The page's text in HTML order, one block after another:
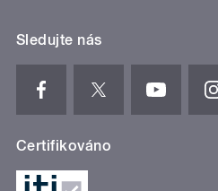
Sledujte nás
Certifikováno